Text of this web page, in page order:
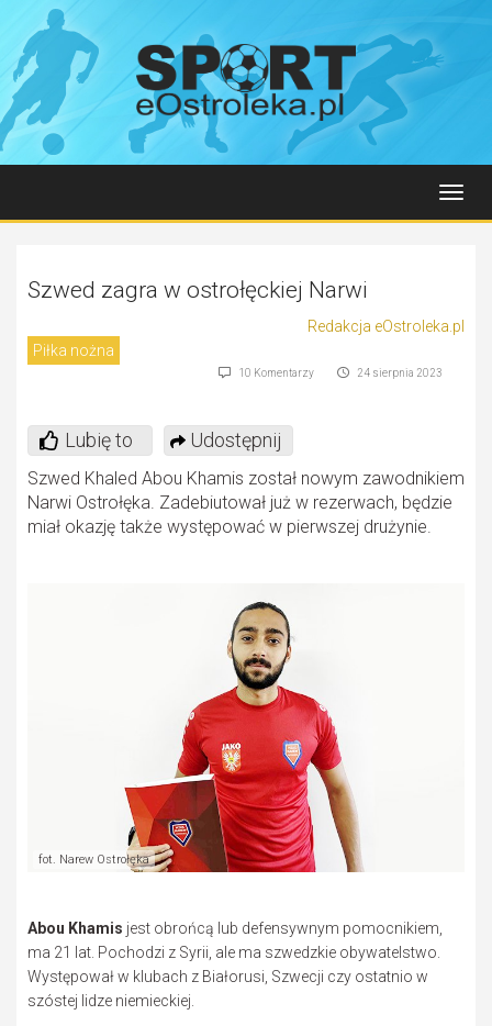
Szwed zagra w ostrołęckiej Narwi
Redakcja eOstroleka.pl
Piłka nożna
24 sierpnia 2023
10 Komentarzy
Lubię to Udostępnij
Szwed Khaled Abou Khamis został nowym zawodnikiem
Narwi Ostrołęka. Zadebiutował już w rezerwach, będzie
miał okazję także występować w pierwszej drużynie.
fot. Narew Ostrołęka
Abou Khamis jest obrońcą lub defensywnym pomocnikiem,
ma 21 lat. Pochodzi z Syrii, ale ma szwedzkie obywatelstwo.
Występował w klubach z Białorusi, Szwecji czy ostatnio w
szóstej lidze niemieckiej.